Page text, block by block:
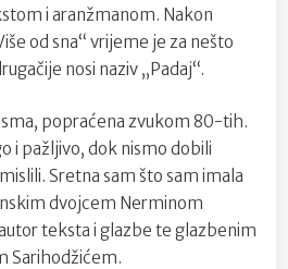
i aranžmanom. Nakon
od sna“ vrijeme je za nešto
nosi naziv „Padaj“.
popraćena zvukom 80-tih.
i pažljivo, dok nismo dobili
Sretna sam što sam imala
dvojcem Nerminom
teksta i glazbe te glazbenim
Sarihodžićem.